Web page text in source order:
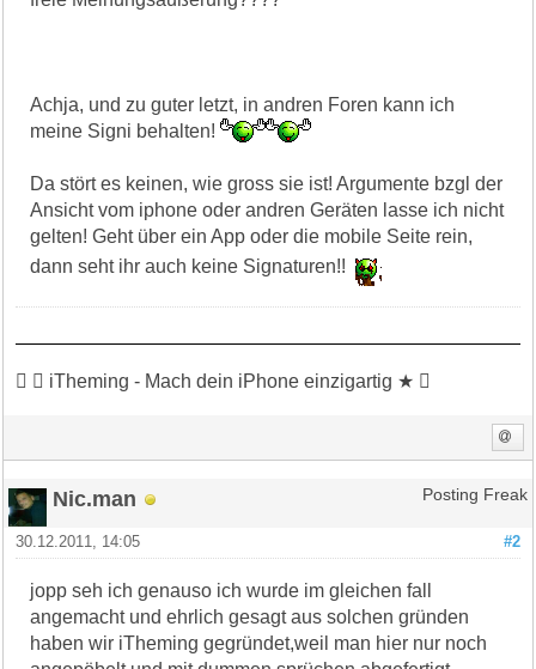
Achja, und zu guter letzt, in andren Foren kann ich
meine Signi behalten!
Da stört es keinen, wie gross sie ist! Argumente bzgl der
Ansicht vom iphone oder andren Geräten lasse ich nicht
gelten! Geht über ein App oder die mobile Seite rein,
dann seht ihr auch keine Signaturen!!
 ★ iTheming - Mach dein iPhone einzigartig ★ 
Nic.man Posting Freak
#2
30.12.2011, 14:05
jopp seh ich genauso ich wurde im gleichen fall
angemacht und ehrlich gesagt aus solchen gründen
haben wir iTheming gegründet,weil man hier nur noch